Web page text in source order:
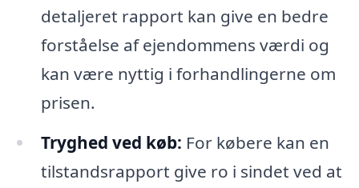
detaljeret rapport kan give en bedre
forståelse af ejendommens værdi og
kan være nyttig i forhandlingerne om
prisen.
Tryghed ved køb: For købere kan en
tilstandsrapport give ro i sindet ved at